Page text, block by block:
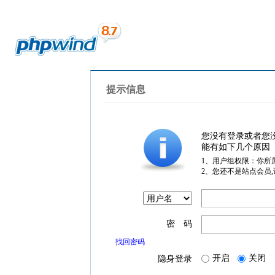
提示信息
您没有登录或者您
能有如下几个原因
1、用户组权限：你所
2、您还不是站点会员
密 码
找回密码
隐身登录 开启 关闭